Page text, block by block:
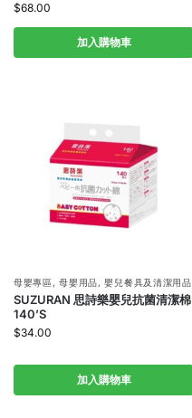
$68.00
加入購物車
母嬰專區,母嬰用品,嬰兒餐具及清潔用品
SUZURAN 思詩樂嬰兒抗菌清潔棉
140’S
$34.00
加入購物車